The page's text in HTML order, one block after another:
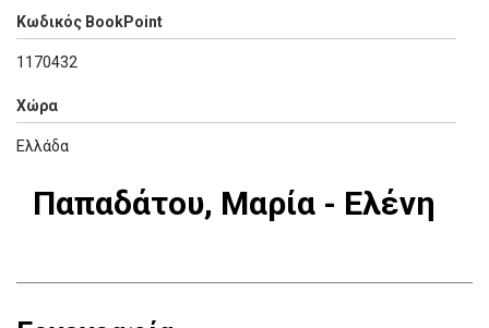
Κωδικός BookPoint
1170432
Χώρα
Ελλάδα
Παπαδάτου, Μαρία - Ελένη